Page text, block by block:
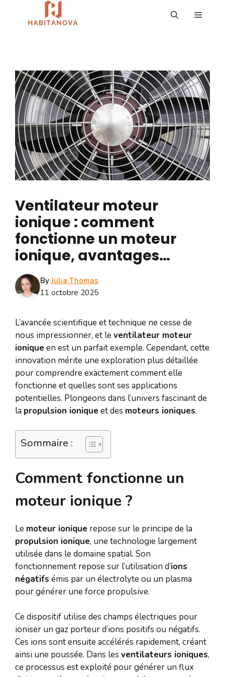
MENU
Ventilateur moteur
ionique : comment
fonctionne un moteur
ionique, avantages…
ByJulia Thomas
11 octobre 2025
L’avancée scientifique et technique ne cesse de
nous impressionner, et leventilateur moteur
ionique en est un parfait exemple. Cependant, cette
innovation mérite une exploration plus détaillée
pour comprendre exactement comment elle
fonctionne et quelles sont ses applications
potentielles. Plongeons dans l’univers fascinant de
la propulsion ionique et des moteurs ioniques.
Sommaire :
Comment fonctionne un
moteur ionique ?
Le moteur ionique repose sur le principe de la
propulsion ionique, une technologie largement
utilisée dans le domaine spatial. Son
fonctionnement repose sur l’utilisation d’ions
négatifs émis par un électrolyte ou un plasma
pour générer une force propulsive.
Ce dispositif utilise des champs électriques pour
ioniser un gaz porteur d’ions positifs ou négatifs.
Ces ions sont ensuite accélérés rapidement, créant
ainsi une poussée. Dans les ventilateurs ioniques,
ce processus est exploité pour générer un flux